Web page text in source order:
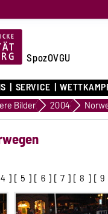
SpozOVGU
SERVICE
Bilder 2004
4 ] [ 5 ] [ 6 ] [ 7 ] [ 8 ] [ 9